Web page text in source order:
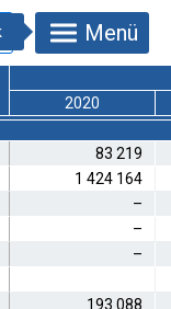
Menü
2020
83 219
1 424 164
–
–
–
193 088